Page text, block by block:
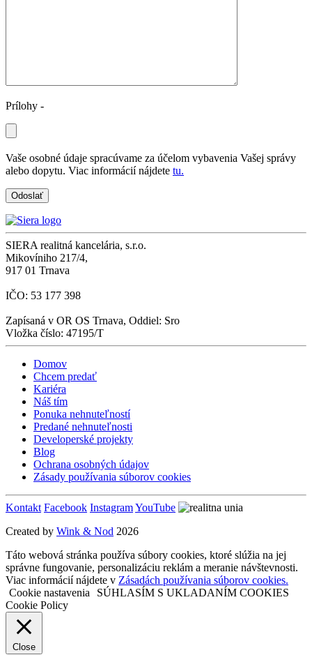
Prílohy -
Vaše osobné údaje spracúvame za účelom vybavenia Vašej správy
alebo dopytu. Viac informácií nájdete tu.
SIERA realitná kancelária, s.r.o.
Mikovíniho 217/4,
917 01 Trnava
IČO: 53 177 398
Zapísaná v OR OS Trnava, Oddiel: Sro
Vložka číslo: 47195/T
Domov
Chcem predať
Kariéra
Náš tím
Ponuka nehnuteľností
Predané nehnuteľnosti
Developerské projekty
Blog
Ochrana osobných údajov
Zásady používania súborov cookies
Kontakt Facebook InstagramYouTube
Created by Wink & Nod 2026
Táto webová stránka používa súbory cookies, ktoré slúžia na jej
správne fungovanie, personalizáciu reklám a meranie návštevnosti.
Viac informácií nájdete v Zásadách používania súborov cookies.
Cookie nastavenia
SÚHLASÍM S UKLADANÍM COOKIES
Cookie Policy
Close